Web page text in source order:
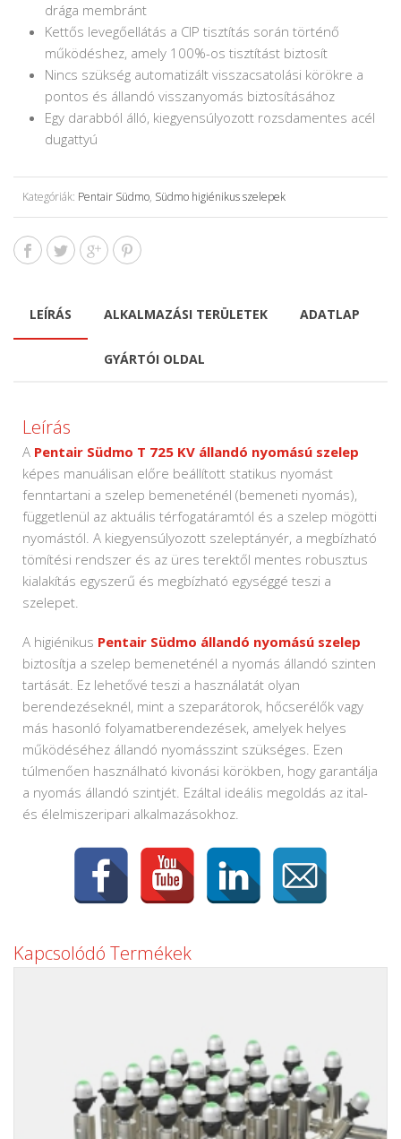
drága membránt
Kettős levegőellátás a CIP tisztítás során történő
működéshez, amely 100%-os tisztítást biztosít
Nincs szükség automatizált visszacsatolási körökre a
pontos és állandó visszanyomás biztosításához
Egy darabból álló, kiegyensúlyozott rozsdamentes acél
dugattyú
Kategóriák: Pentair Südmo, Südmo higiénikus szelepek
LEÍRÁS ALKALMAZÁSI TERÜLETEK ADATLAP
GYÁRTÓI OLDAL
Leírás
A Pentair Südmo T 725 KV állandó nyomású szelep
képes manuálisan előre beállított statikus nyomást
fenntartani a szelep bemeneténél (bemeneti nyomás),
függetlenül az aktuális térfogatáramtól és a szelep mögötti
nyomástól. A kiegyensúlyozott szeleptányér, a megbízható
tömítési rendszer és az üres terektől mentes robusztus
kialakítás egyszerű és megbízható egységgé teszi a
szelepet.
A higiénikus Pentair Südmo állandó nyomású szelep
biztosítja a szelep bemeneténél a nyomás állandó szinten
tartását. Ez lehetővé teszi a használatát olyan
berendezéseknél, mint a szeparátorok, hőcserélők vagy
más hasonló folyamatberendezések, amelyek helyes
működéséhez állandó nyomásszint szükséges. Ezen
túlmenően használható kivonási körökben, hogy garantálja
a nyomás állandó szintjét. Ezáltal ideális megoldás az ital-
és élelmiszeripari alkalmazásokhoz.
Kapcsolódó Termékek